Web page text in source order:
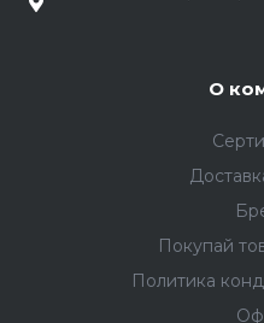
О
Покупай
Политика